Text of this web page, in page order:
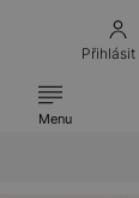
Přihlásit
Menu